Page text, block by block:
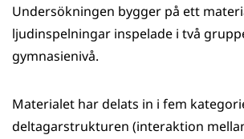
Undersökningen bygger på ett
ljudinspelningar inspelade i två
gymnasienivå.
Materialet har delats in i fem
deltagarstrukturen (interaktion